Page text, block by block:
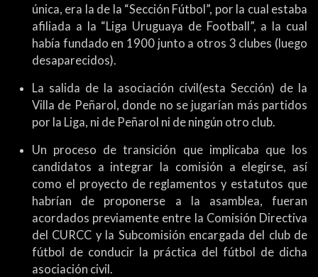
única, era la de la “Sección Fútbol”, por la cual estaba
afiliada a la “Liga Uruguaya de Football”, a la cual
había fundado en 1900 junto a otros 3 clubes (luego
desaparecidos).
La salida de la asociación civil(esta Sección) de la
Villa de Peñarol, donde no se jugarían más partidos
por la Liga, ni de Peñarol ni de ningún otro club.
Un proceso de transición que implicaba que los
candidatos a integrar la comisión a elegirse, así
como el proyecto de reglamentos y estatutos que
habrían de proponerse a la asamblea, fueran
acordados previamente entre la Comisión Directiva
del CURCC y la Subcomisión encargada del club de
fútbol de conducir la práctica del fútbol de dicha
asociación civil.